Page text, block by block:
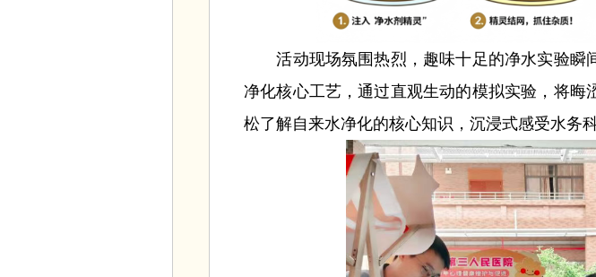
活动现场氛围热烈，趣味十足的净水实验瞬
净化核心工艺，通过直观生动的模拟实验，将
松了解自来水净化的核心知识，沉浸式感受水务